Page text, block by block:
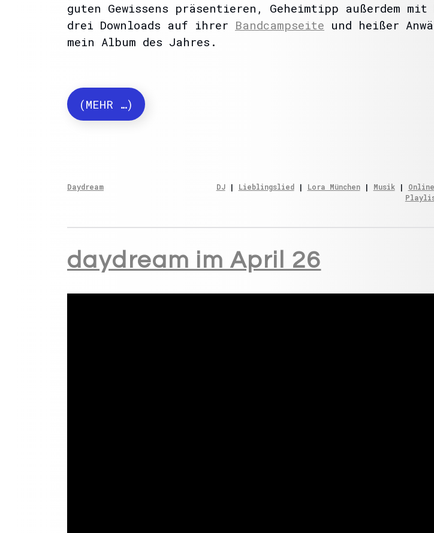
guten Gewissens präsentieren, Geheimtipp außerdem
drei Downloads auf ihrer Bandcampseite und heißer
mein Album des Jahres.
(MEHR …)
Daydream DJ | Lieblingslied | Lora München | Musik |
daydream im April 26